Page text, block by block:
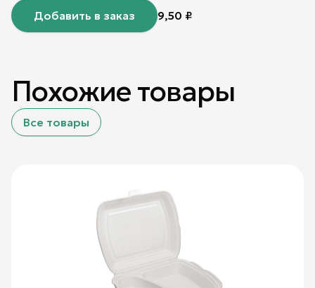
Добавить в заказ 9,50 ₽
Похожие товары
Все товары